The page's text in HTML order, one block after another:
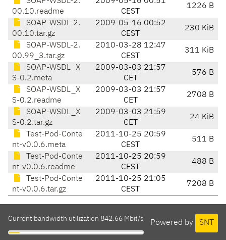
00.10.readme
CEST
1226 B
SOAP-WSDL-2.
00.10.tar.gz
2009-05-16 00:52
CEST
230 KiB
SOAP-WSDL-2.
00.99_3.tar.gz
2010-03-28 12:47
CEST
311 KiB
SOAP-WSDL_X
S-0.2.meta
2009-03-03 21:57
CET
576 B
SOAP-WSDL_X
S-0.2.readme
2009-03-03 21:57
CET
2708 B
SOAP-WSDL_X
S-0.2.tar.gz
2009-03-03 21:59
CET
24 KiB
Test-Pod-Conte
nt-v0.0.6.meta
2011-10-25 20:59
CEST
511 B
Test-Pod-Conte
nt-v0.0.6.readme
2011-10-25 20:59
CEST
488 B
Test-Pod-Conte
nt-v0.0.6.tar.gz
2011-10-25 21:05
CEST
7208 B
Powered by SNT
Current bandwidth utilization 842.66 Mbit/s